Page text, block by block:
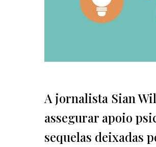
A jornalista Sian
assegurar apoio
sequelas deixadas